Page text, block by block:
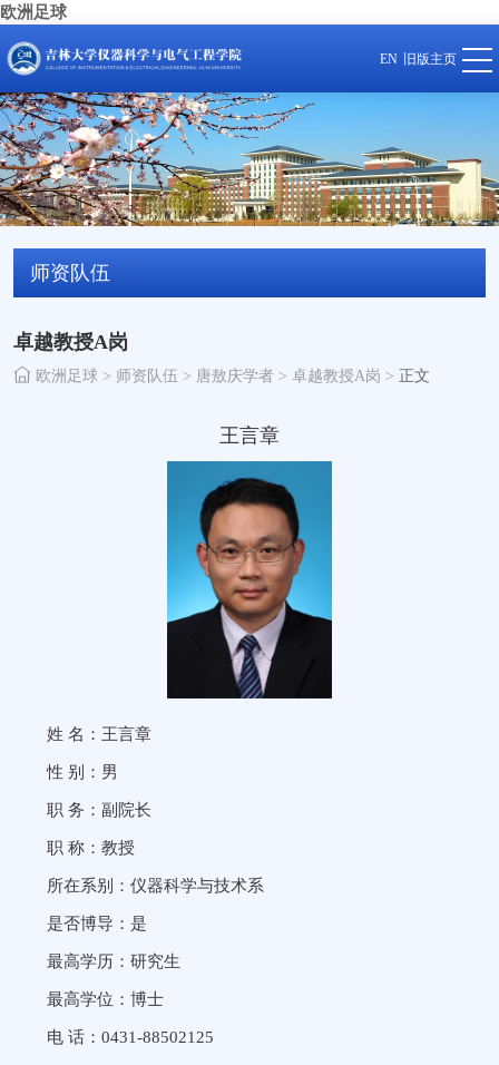
欧洲足球
EN 旧版主页
师资队伍
卓越教授A岗
欧洲足球 > 师资队伍 > 唐敖庆学者 > 卓越教授A岗 > 正文
王言章
姓 名：王言章
性 别：男
职 务：副院长
职 称：教授
所在系别：仪器科学与技术系
是否博导：是
最高学历：研究生
最高学位：博士
电 话：0431-88502125